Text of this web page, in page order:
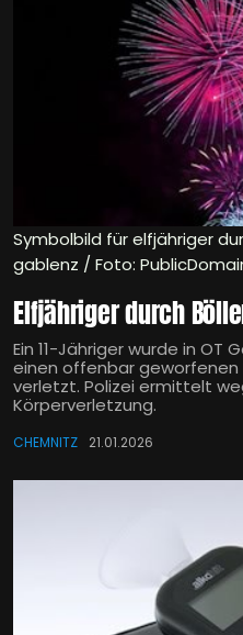
Symbolbild für elfjähriger
gablenz / Foto:
Elfjähriger durch
Ein 11-Jähriger wurde in OT
einen offenbar geworfenen
verletzt. Polizei ermittelt
Körperverletzung.
CHEMNITZ 21.01.2026